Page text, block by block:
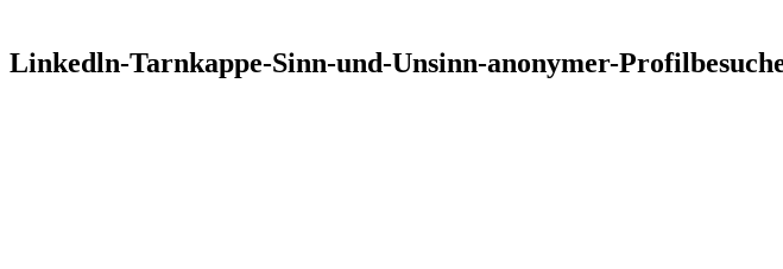
Linkedln-Tarnkappe-Sinn-und-Unsinn-anonymer-